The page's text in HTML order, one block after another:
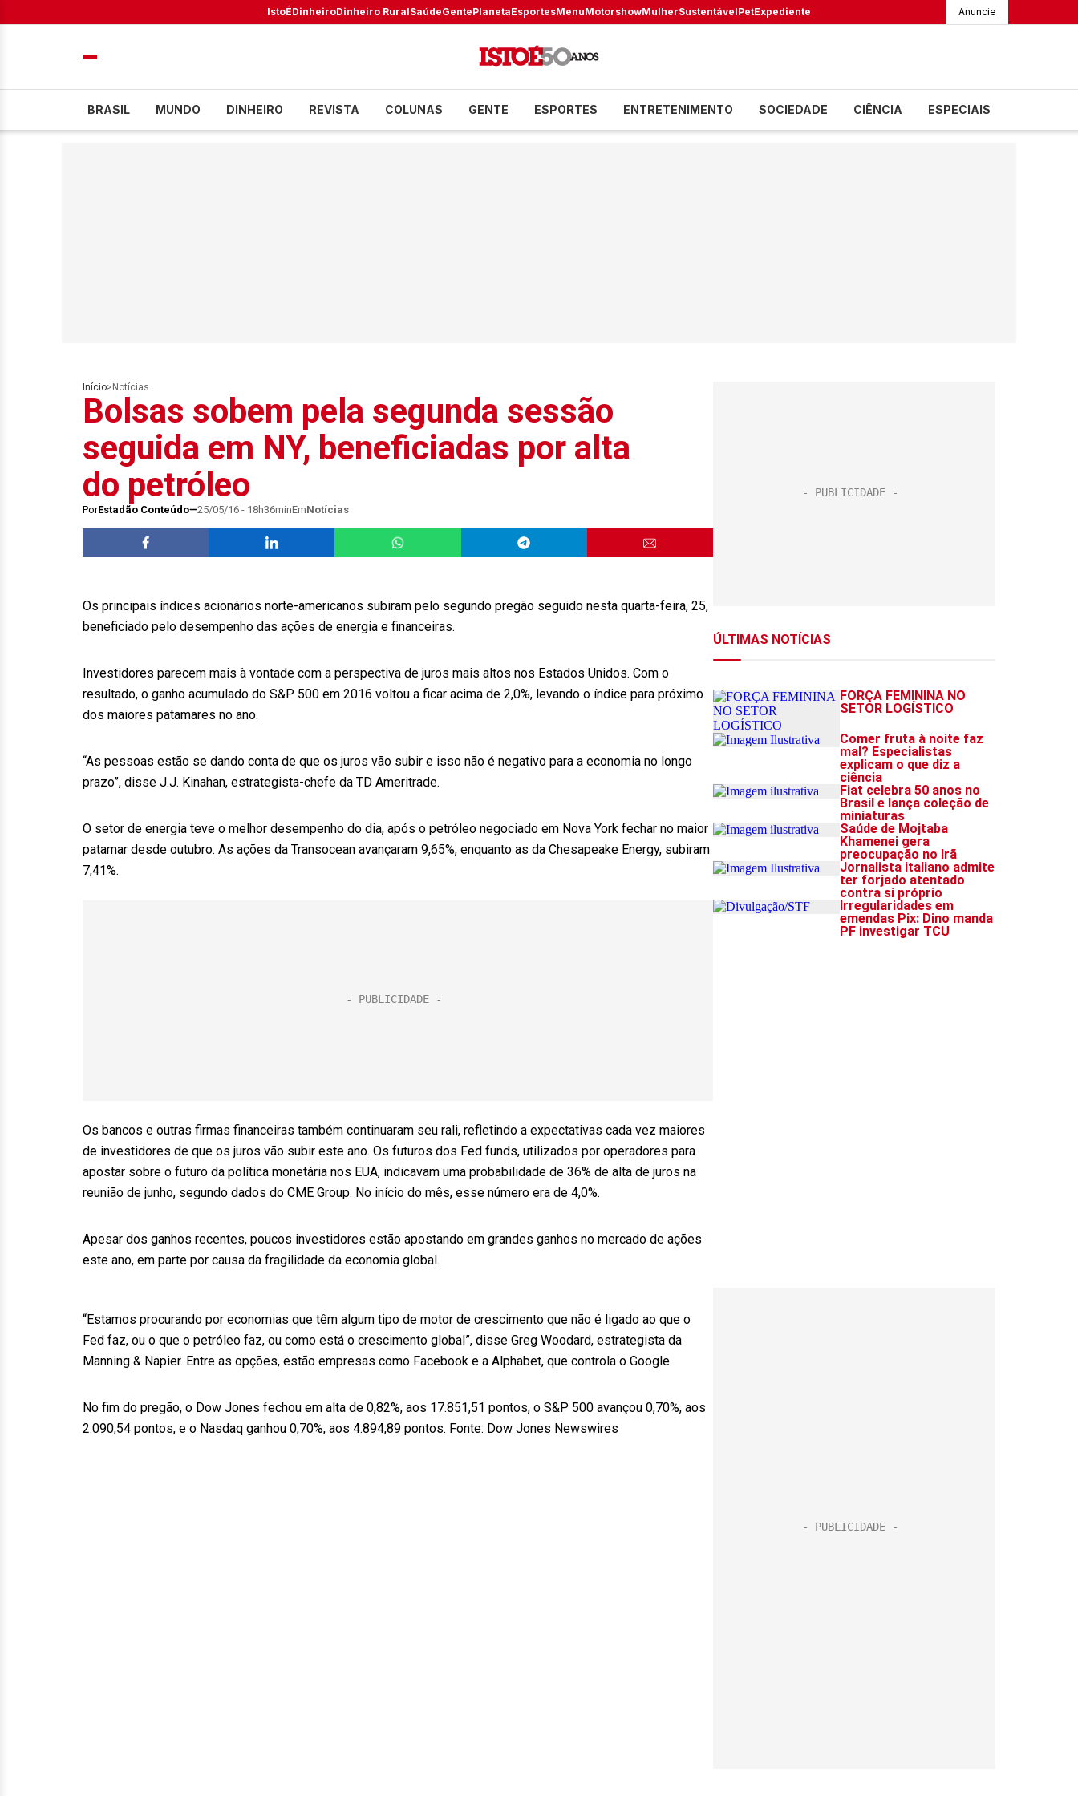
IstoÉDinheiroDinheiro RuralSaúdeGentePlanetaEsportesMenuMotorshowMulherSustentávelPetExpediente Anuncie
BRASIL MUNDO DINHEIRO REVISTA COLUNAS GENTE ESPORTES ENTRETENIMENTO SOCIEDADE CIÊNCIA ESPECIAIS
Início> Notícias
Bolsas sobem pela segunda sessão
seguida em NY, beneficiadas por alta
do petróleo
PorEstadão Conteúdo 25/05/16 - 18h36minEmNotícias
Os principais índices acionários norte-americanos subiram pelo segundo pregão seguido nesta quarta-feira, 25,
beneficiado pelo desempenho das ações de energia e financeiras.
Investidores parecem mais à vontade com a perspectiva de juros mais altos nos Estados Unidos. Com o
resultado, o ganho acumulado do S&P 500 em 2016 voltou a ficar acima de 2,0%, levando o índice para próximo
dos maiores patamares no ano.
“As pessoas estão se dando conta de que os juros vão subir e isso não é negativo para a economia no longo
prazo”, disse J.J. Kinahan, estrategista-chefe da TD Ameritrade.
O setor de energia teve o melhor desempenho do dia, após o petróleo negociado em Nova York fechar no maior
patamar desde outubro. As ações da Transocean avançaram 9,65%, enquanto as da Chesapeake Energy, subiram
7,41%.
Os bancos e outras firmas financeiras também continuaram seu rali, refletindo a expectativas cada vez maiores
de investidores de que os juros vão subir este ano. Os futuros dos Fed funds, utilizados por operadores para
apostar sobre o futuro da política monetária nos EUA, indicavam uma probabilidade de 36% de alta de juros na
reunião de junho, segundo dados do CME Group. No início do mês, esse número era de 4,0%.
Apesar dos ganhos recentes, poucos investidores estão apostando em grandes ganhos no mercado de ações
este ano, em parte por causa da fragilidade da economia global.
“Estamos procurando por economias que têm algum tipo de motor de crescimento que não é ligado ao que o
Fed faz, ou o que o petróleo faz, ou como está o crescimento global”, disse Greg Woodard, estrategista da
Manning & Napier. Entre as opções, estão empresas como Facebook e a Alphabet, que controla o Google.
No fim do pregão, o Dow Jones fechou em alta de 0,82%, aos 17.851,51 pontos, o S&P 500 avançou 0,70%, aos
2.090,54 pontos, e o Nasdaq ganhou 0,70%, aos 4.894,89 pontos. Fonte: Dow Jones Newswires